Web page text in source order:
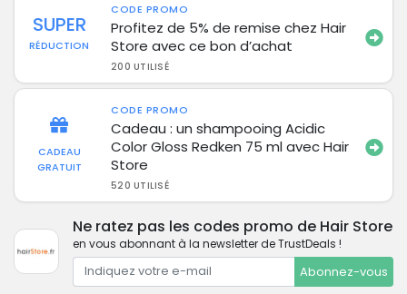
SUPER
RÉDUCTION
CODE PROMO
Profitez de 5% de remise chez Hair
Store avec ce bon d’achat
200 UTILISÉ
CADEAU
GRATUIT
CODE PROMO
Cadeau : un shampooing Acidic
Color Gloss Redken 75 ml avec Hair
Store
520 UTILISÉ
Ne ratez pas les codes promo de Hair Store
en vous abonnant à la newsletter de TrustDeals !
Abonnez-vous